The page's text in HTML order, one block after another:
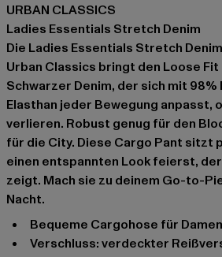
URBAN CLASSICS
Ladies Essentials Stretch Denim
Die Ladies Essentials Stretch
Urban Classics bringt den Loose Fit
Schwarzer Denim, der sich mit 98%
Elasthan jeder Bewegung anpasst,
verlieren. Robust genug für den
für die City. Diese Cargo Pant sitzt
einen entspannten Look feierst,
zeigt. Mach sie zu deinem Go-to-
Nacht.
Bequeme Cargohose für
Verschluss: verdeckter